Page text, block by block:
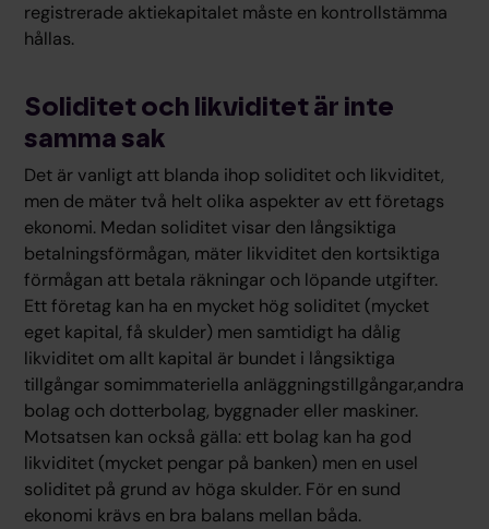
registrerade aktiekapitalet måste en kontrollstämma
hållas.
Soliditet och likviditet är inte
samma sak
Det är vanligt att blanda ihop soliditet och likviditet,
men de mäter två helt olika aspekter av ett företags
ekonomi. Medan soliditet visar den långsiktiga
betalningsförmågan, mäter likviditet den kortsiktiga
förmågan att betala räkningar och löpande utgifter.
Ett företag kan ha en mycket hög soliditet (mycket
eget kapital, få skulder) men samtidigt ha dålig
likviditet om allt kapital är bundet i långsiktiga
tillgångar somimmateriella anläggningstillgångar,andra
bolag och dotterbolag, byggnader eller maskiner.
Motsatsen kan också gälla: ett bolag kan ha god
likviditet (mycket pengar på banken) men en usel
soliditet på grund av höga skulder. För en sund
ekonomi krävs en bra balans mellan båda.